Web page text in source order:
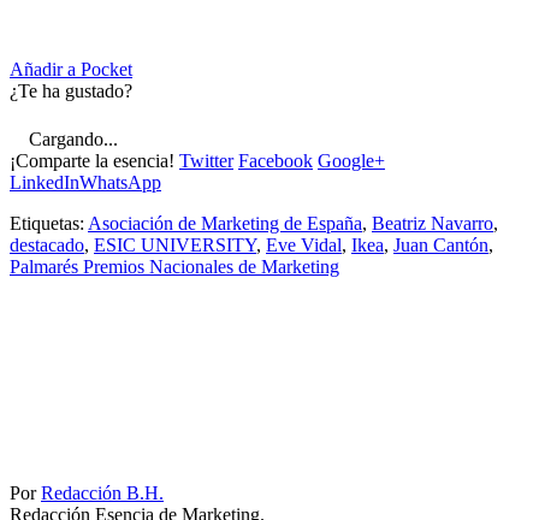
Añadir a Pocket
¿Te ha gustado?
Cargando...
¡Comparte la esencia! Twitter Facebook Google+
LinkedInWhatsApp
Etiquetas: Asociación de Marketing de España, Beatriz Navarro,
destacado, ESIC UNIVERSITY, Eve Vidal, Ikea, Juan Cantón,
Palmarés Premios Nacionales de Marketing
PorRedacción B.H.
Redacción Esencia de Marketing.